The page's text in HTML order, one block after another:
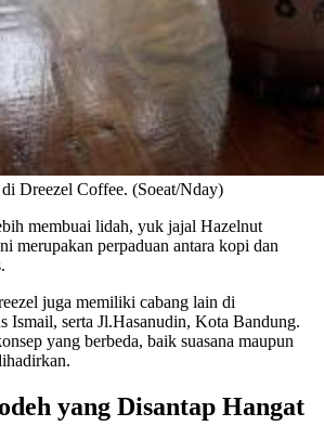
Dreezel Coffee. (Soeat/Nday)
membuai lidah, yuk jajal Hazelnut
merupakan perpaduan antara kopi dan
juga memiliki cabang lain di
Ismail, serta Jl.Hasanudin, Kota Bandung.
yang berbeda, baik suasana maupun
yang Disantap Hangat